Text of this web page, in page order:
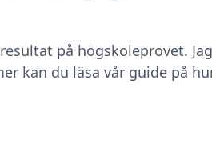
på högskoleprovet.
kan du läsa vår guide på